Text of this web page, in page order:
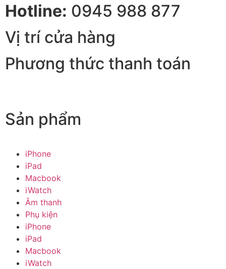
Hotline: 0945 988 877
Vị trí cửa hàng
Phương thức thanh toán
Sản phẩm
iPhone
iPad
Macbook
iWatch
Âm thanh
Phụ kiện
iPhone
iPad
Macbook
iWatch